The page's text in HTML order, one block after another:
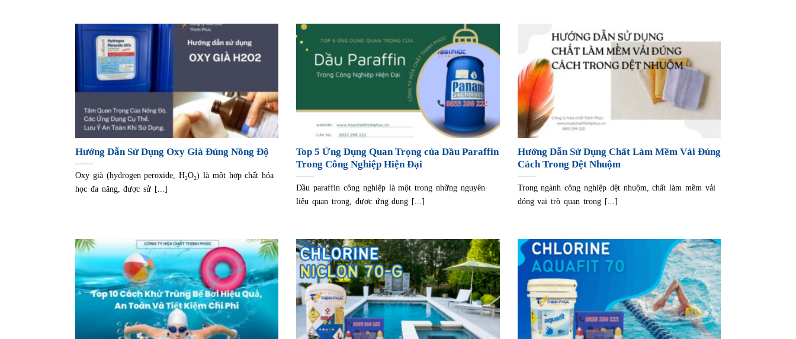
Hướng Dẫn Sử Dụng Oxy Già Đúng Nồng Độ
Oxy già (hydrogen peroxide, H₂O₂) là một hợp chất hóa
học đa năng, được sử [...]
Top 5 Ứng Dụng Quan Trọng của Dầu Paraffin
Trong Công Nghiệp Hiện Đại
Dầu paraffin công nghiệp là một trong những nguyên
liệu quan trọng, được ứng dụng [...]
Hướng Dẫn Sử Dụng Chất Làm Mềm Vải Đúng
Cách Trong Dệt Nhuộm
Trong ngành công nghiệp dệt nhuộm, chất làm mềm vải
đóng vai trò quan trọng [...]